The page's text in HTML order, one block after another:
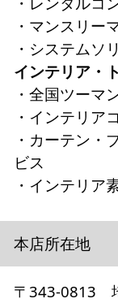
・マンスリー
・システムソ
インテリア・
・全国ツーマ
・インテリア
・カーテン・
ビス
・インテリア
本店所在地
〒343-0813